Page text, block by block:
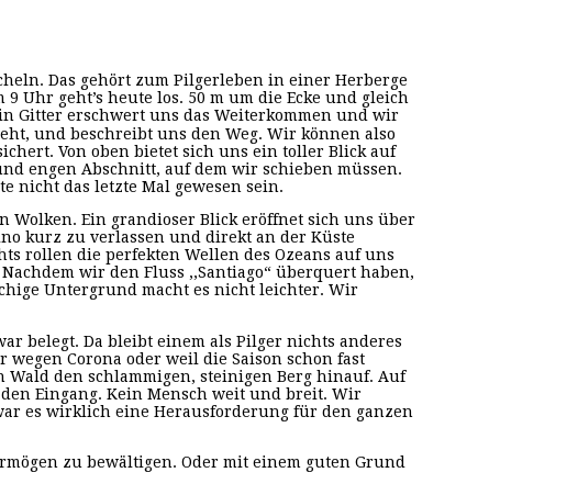
Das gehört zum Pilgerleben in einer Herberge
Uhr geht’s heute los. 50 m um die Ecke und gleich
Gitter erschwert uns das Weiterkommen und wir
und beschreibt uns den Weg. Wir können also
Von oben bietet sich uns ein toller Blick auf
engen Abschnitt, auf dem wir schieben müssen.
nicht das letzte Mal gewesen sein.
Wolken. Ein grandioser Blick eröffnet sich uns über
kurz zu verlassen und direkt an der Küste
rollen die perfekten Wellen des Ozeans auf uns
wir den Fluss ,,Santiago“ überquert haben,
Untergrund macht es nicht leichter. Wir
belegt. Da bleibt einem als Pilger nichts anderes
Corona oder weil die Saison schon fast
den schlammigen, steinigen Berg hinauf. Auf
Eingang. Kein Mensch weit und breit. Wir
es wirklich eine Herausforderung für den ganzen
zu bewältigen. Oder mit einem guten Grund